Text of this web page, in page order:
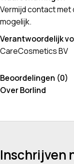
Vermijd contact met
mogelijk.
Verantwoordelijk
CareCosmetics BV
Beoordelingen (0)
Over Borlind
Inschrijven